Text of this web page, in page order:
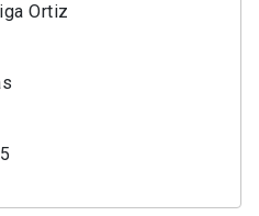
Ortiz